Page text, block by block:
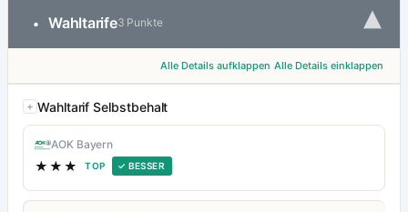
• Wahltarife3 Punkte ▾
Alle Details aufklappen Alle Details einklappen
Wahltarif Selbstbehalt
AOK Bayern
★★★ TOP ✓ BESSER